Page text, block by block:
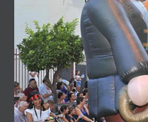
Pasacalles